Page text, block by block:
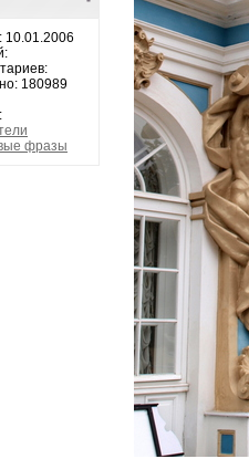
10.01.2006
180989
фразы